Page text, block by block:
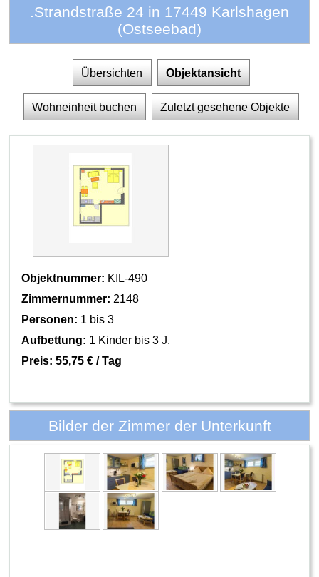
.Strandstraße 24 in 17449 Karlshagen
(Ostseebad)
Übersichten Objektansicht
Wohneinheit buchen Zuletzt gesehene Objekte
Objektnummer: KIL-490
Zimmernummer: 2148
Personen: 1 bis 3
Aufbettung: 1 Kinder bis 3 J.
Preis: 55,75 € / Tag
Bilder der Zimmer der Unterkunft